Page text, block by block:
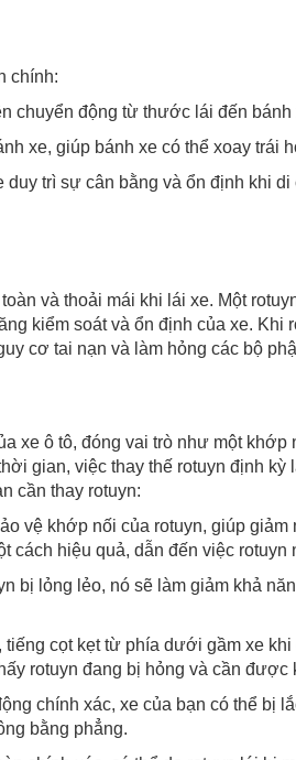
chính:
chuyển động từ thước lái đến bánh
xe, giúp bánh xe có thể xoay trái
trì sự cân bằng và ổn định khi
và thoải mái khi lái xe. Một
kiểm soát và ổn định của xe. Khi
cơ tai nạn và làm hỏng các bộ
xe ô tô, đóng vai trò như một
gian, việc thay thế rotuyn định kỳ
cần thay rotuyn:
vệ khớp nối của rotuyn, giúp giảm
cách hiệu quả, dẫn đến việc rotuyn
bị lỏng lẻo, nó sẽ làm giảm khả
cọt kẹt từ phía dưới gầm xe
rotuyn đang bị hỏng và cần được
chính xác, xe của bạn có thể bị
bằng phẳng.